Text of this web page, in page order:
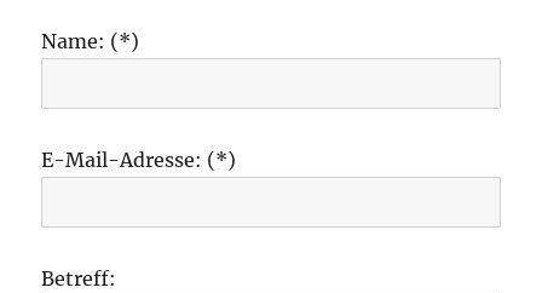
Name: (*)
E-Mail-Adresse: (*)
Betreff: